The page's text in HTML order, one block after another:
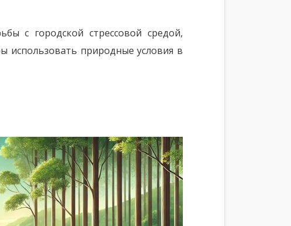
с городской стрессовой средой,
использовать природные условия в